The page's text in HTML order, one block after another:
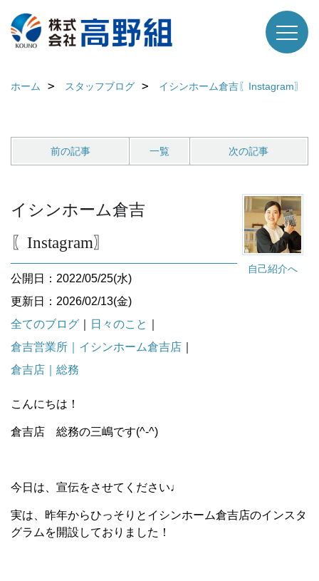
ホーム スタッフブログ イシンホーム倉吉〖Instagram〗
前の記事 一覧 次の記事
自己紹介へ
イシンホーム倉吉
〖Instagram〗
公開日：2022/05/25(水)
更新日：2026/02/13(金)
全てのブログ
日々のこと
倉吉営業所｜イシンホーム倉吉店
倉吉店｜総務
こんにちは！
倉吉店 総務の三嶋です(^-^)
今日は、宣伝をさせてください♩
実は、昨年からひっそりとイシンホーム倉吉店のインスタ
グラムを開設しておりました！